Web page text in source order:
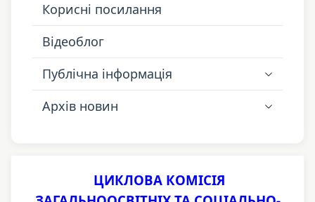
Корисні посилання
Відеоблог
Публічна інформація
Архів новин
ЦИКЛОВА КОМІСІЯ